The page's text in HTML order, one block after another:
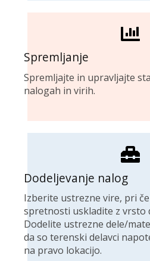
Spremljanje
Spremljajte in upravljajte
nalogah in virih.
Dodeljevanje nalog
Izberite ustrezne vire, pri
spretnosti uskladite z vrsto
Dodelite ustrezne dele/
da so terenski delavci
na pravo lokacijo.